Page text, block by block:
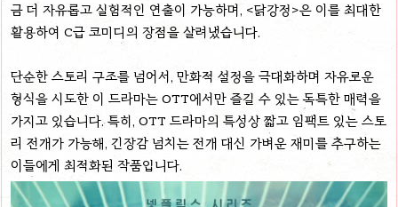
금 더 자유롭고 실험적인 연출이 가능하며, <닭강정>은 이를 최대한
활용하여 C급 코미디의 장점을 살려냈습니다.
단순한 스토리 구조를 넘어서, 만화적 설정을 극대화하며 자유로운
형식을 시도한 이 드라마는 OTT에서만 즐길 수 있는 독특한 매력을
가지고 있습니다. 특히, OTT 드라마의 특성상 짧고 임팩트 있는 스토
리 전개가 가능해, 긴장감 넘치는 전개 대신 가벼운 재미를 추구하는
이들에게 최적화된 작품입니다.